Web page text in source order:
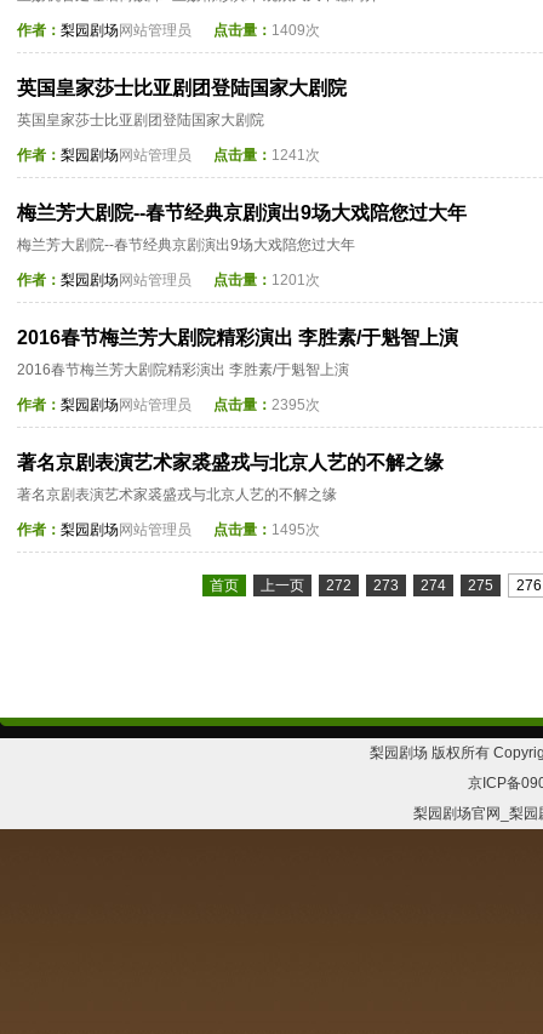
作者： 梨园剧场网站管理员 点击量： 1409次
英国皇家莎士比亚剧团登陆国家大剧院
英国皇家莎士比亚剧团登陆国家大剧院
作者： 梨园剧场网站管理员 点击量： 1241次
梅兰芳大剧院--春节经典京剧演出9场大戏陪您过大年
梅兰芳大剧院--春节经典京剧演出9场大戏陪您过大年
作者： 梨园剧场网站管理员 点击量： 1201次
2016春节梅兰芳大剧院精彩演出 李胜素/于魁智上演
2016春节梅兰芳大剧院精彩演出 李胜素/于魁智上演
作者： 梨园剧场网站管理员 点击量： 2395次
著名京剧表演艺术家裘盛戎与北京人艺的不解之缘
著名京剧表演艺术家裘盛戎与北京人艺的不解之缘
作者： 梨园剧场网站管理员 点击量： 1495次
首页 上一页 272 273 274 275 276
梨园剧场 版权所有
京ICP备
梨园剧场官网_梨